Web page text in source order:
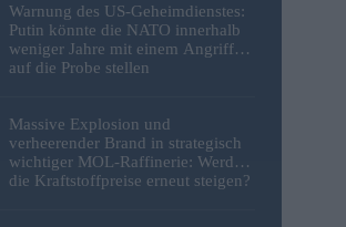
Warnung des US-Geheimdienstes:
Putin könnte die NATO innerhalb
weniger Jahre mit einem Angriff
auf die Probe stellen
Massive Explosion und
verheerender Brand in strategisch
wichtiger MOL-Raffinerie: Werden
die Kraftstoffpreise erneut steigen?